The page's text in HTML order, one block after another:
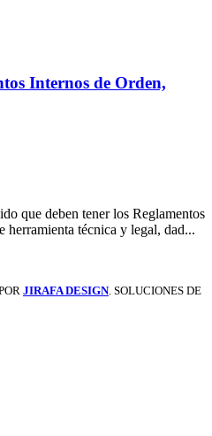
Internos de Orden,
que deben tener los Reglamentos
técnica y legal, dad...
JIRAFA DESIGN. SOLUCIONES DE